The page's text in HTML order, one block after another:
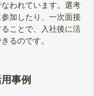
われています。選考
加したり、一次面接
ことで、入社後に活
るのです。
事例